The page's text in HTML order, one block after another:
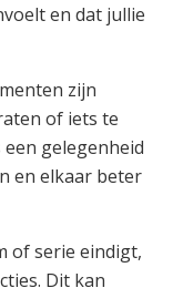
en dat jullie
zijn
of iets te
gelegenheid
en elkaar beter
of serie eindigt,
Dit kan